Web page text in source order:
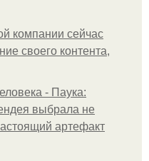
компании сейчас
своего контента,
- Паука:
выбрала не
артефакт